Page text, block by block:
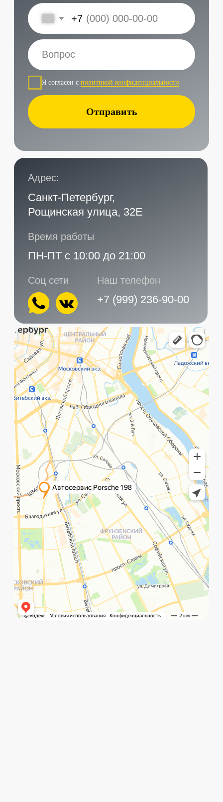
Главная ПозвонитьWhat`s app Контакты Услуги
Наши контакты
Услуги в нашем сервисе
START
Главная Услуги Контакты
Политика обработки данных
©️ Porsche 198. Все права защищены 2025
Разработка и маркетинг: Global Code
Санкт-Петербург,
Рощинская улица, 32Е
+7 (999) 236-90-00
ПН-ПТ
с 10:00 до 21:00